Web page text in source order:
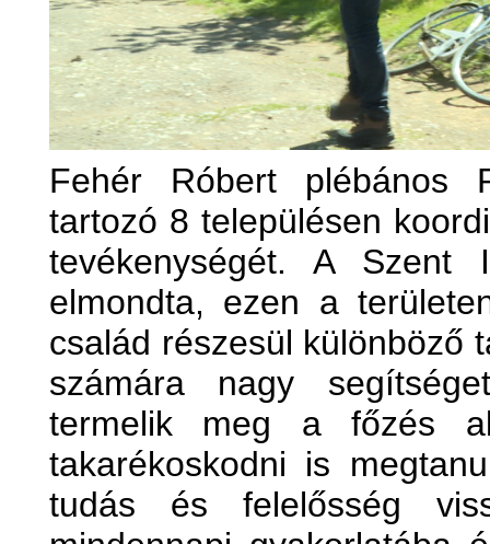
Fehér Róbert plébános
tartozó 8 településen
tevékenységét. A Szent
elmondta, ezen a
család részesül különböző
számára nagy
termelik meg a főzés
takarékoskodni is
tudás és felelősség